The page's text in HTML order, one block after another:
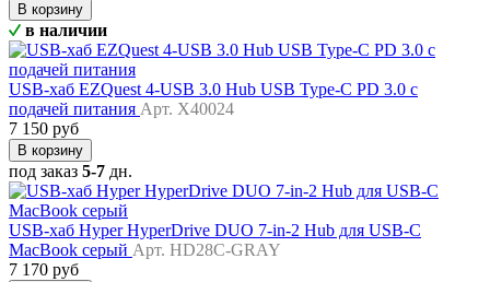
В корзину
в наличии
USB-хаб EZQuest 4-USB 3.0 Hub USB Type-C PD 3.0 с
подачей питания Арт. X40024
7 150 руб
В корзину
под заказ 5-7 дн.
USB-хаб Hyper HyperDrive DUO 7-in-2 Hub для USB-C
MacBook серый Арт. HD28C-GRAY
7 170 руб